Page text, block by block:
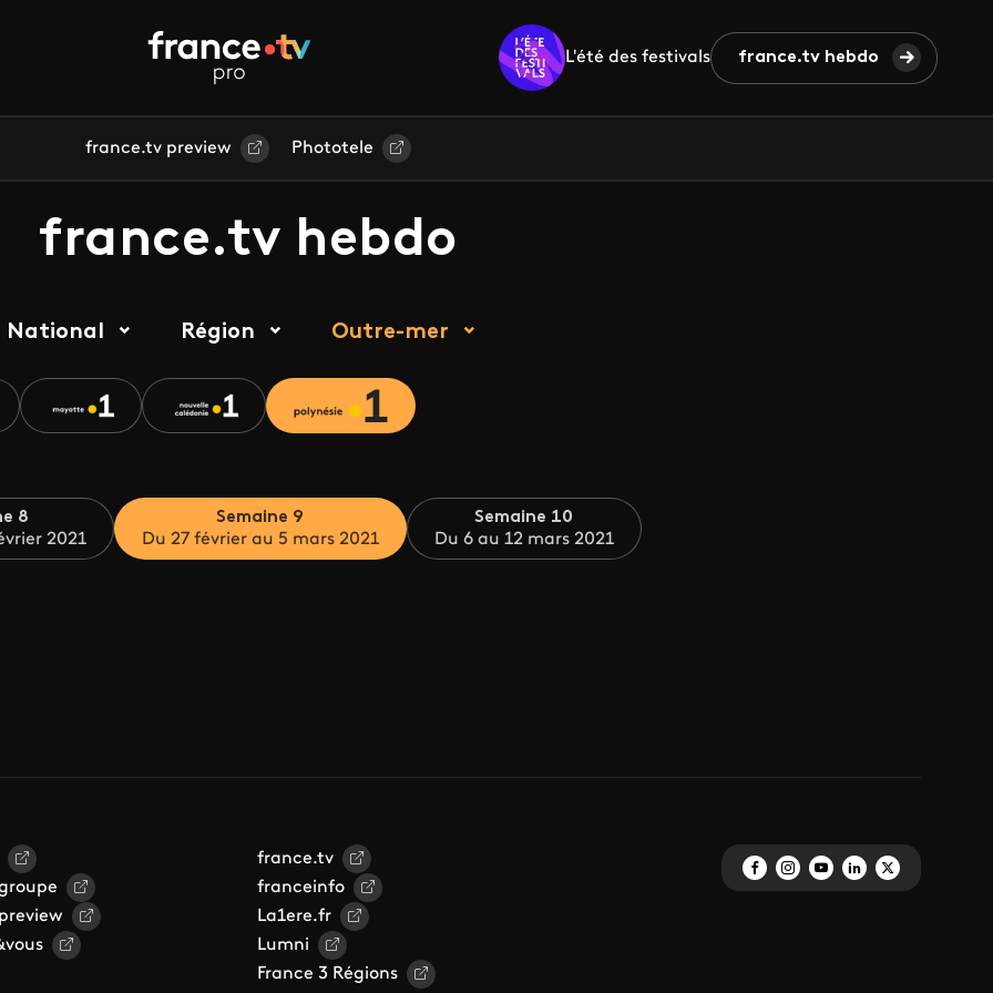
L'été des festivals france.tv hebdo
france.tv preview Phototele
france.tv hebdo
National Région Outre-mer
8
2021
Semaine 9
Du 27 février au 5 mars 2021
Semaine 10
Du 6 au 12 mars 2021
france.tv
franceinfo
La1ere.fr
Lumni
France 3 Régions